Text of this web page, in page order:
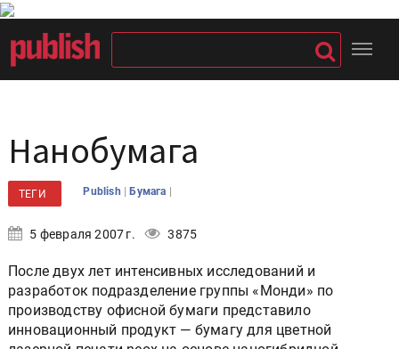
Нанобумага
ТЕГИ Publish |Бумага |
5 февраля 2007 г. 3875
После двух лет интенсивных исследований и
разработок подразделение группы «Монди» по
производству офисной бумаги представило
инновационный продукт — бумагу для цветной